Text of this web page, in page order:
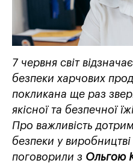
7 червня світ
безпеки харчових
покликана ще раз
якісної та безпечної
Про важливість
безпеки у
поговорили з Ольгою